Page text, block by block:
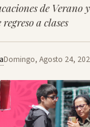
de Verano
a clases
Domingo, Agosto 24,